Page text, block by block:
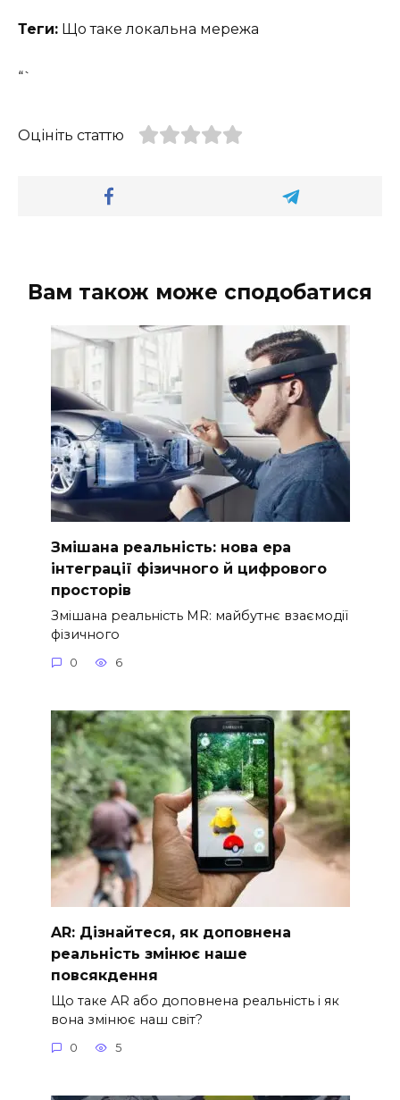
Теги: Що таке локальна мережа
“`
Оцініть статтю
Вам також може сподобатися
Змішана реальність: нова ера
інтеграції фізичного й цифрового
просторів
Змішана реальність MR: майбутнє взаємодії
фізичного
0 6
AR: Дізнайтеся, як доповнена
реальність змінює наше
повсякдення
Що таке AR або доповнена реальність і як
вона змінює наш світ?
0 5